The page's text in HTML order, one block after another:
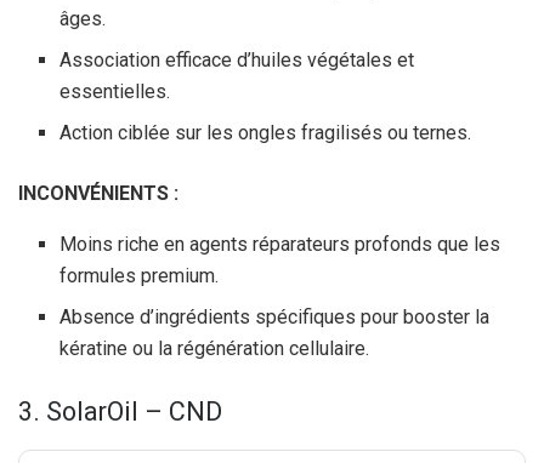
âges.
Association efficace d’huiles végétales et
essentielles.
Action ciblée sur les ongles fragilisés ou ternes.
INCONVÉNIENTS :
Moins riche en agents réparateurs profonds que les
formules premium.
Absence d’ingrédients spécifiques pour booster la
kératine ou la régénération cellulaire.
3. SolarOil – CND